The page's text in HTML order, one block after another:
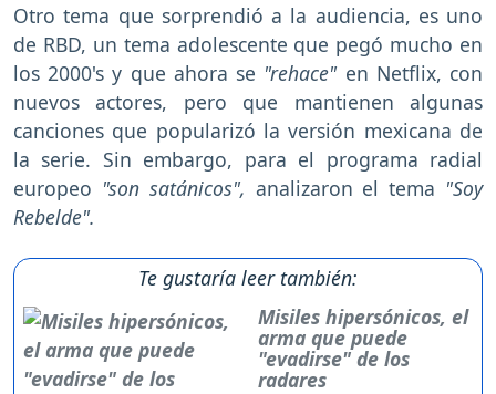
Otro tema que sorprendió a la audiencia, es uno
de RBD, un tema adolescente que pegó mucho en
los 2000's y que ahora se "rehace" en Netflix, con
nuevos actores, pero que mantienen algunas
canciones que popularizó la versión mexicana de
la serie. Sin embargo, para el programa radial
europeo "son satánicos", analizaron el tema "Soy
Rebelde".
Te gustaría leer también:
Misiles hipersónicos, el
arma que puede
"evadirse" de los
radares